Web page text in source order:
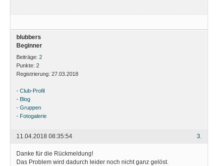
blubbers
Beginner
Beiträge: 2
Punkte: 2
Registrierung: 27.03.2018
- Club-Profil
- Blog
- Gruppen
- Fotogalerie
3.
11.04.2018 08:35:54
Danke für die Rückmeldung!
Das Problem wird dadurch leider noch nicht ganz gelöst.